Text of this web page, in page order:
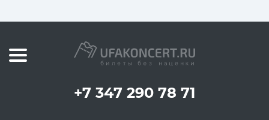
+7 347 290 78 71